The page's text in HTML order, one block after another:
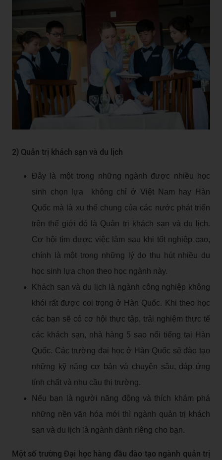
2) Quản trị khách sạn và du lịch
Đây là một trong những ngành được nhiều học
sinh chọn lựa không chỉ ở Việt Nam hay Hàn
Quốc mà là xu thế chung của các nước phát triển
trên thế giới đó là Quản trị khách sạn và du lịch.
Cơ hội tìm được việc làm sau khi tốt nghiệp cao,
chính là một trong những lý do thu hút nhiều du
học sinh lựa chọn theo học ngành này.
Khách sạn và du lịch là ngành công nghiệp không
khói rất được coi trọng ở Hàn Quốc. Khi theo học
các bạn sẽ có cơ hội thực tập, trải nghiệm thực tế
các khách sạn, nhà hàng 5 sao nổi tiếng tại Hàn
Quốc. Các trường đại học ở Hàn Quốc sẽ đào tạo
những kỹ năng cơ bản và chuyên sâu, đáp ứng
tính chất và nhu cầu thị trường.
Nếu bạn là người năng động và thích khám phá
những nền văn hóa mới thì ngành quản trị khách
sạn và du lịch là ngành dành riêng cho bạn.
Một số trường Đại học hàng đầu đào tạo ngành quản trị